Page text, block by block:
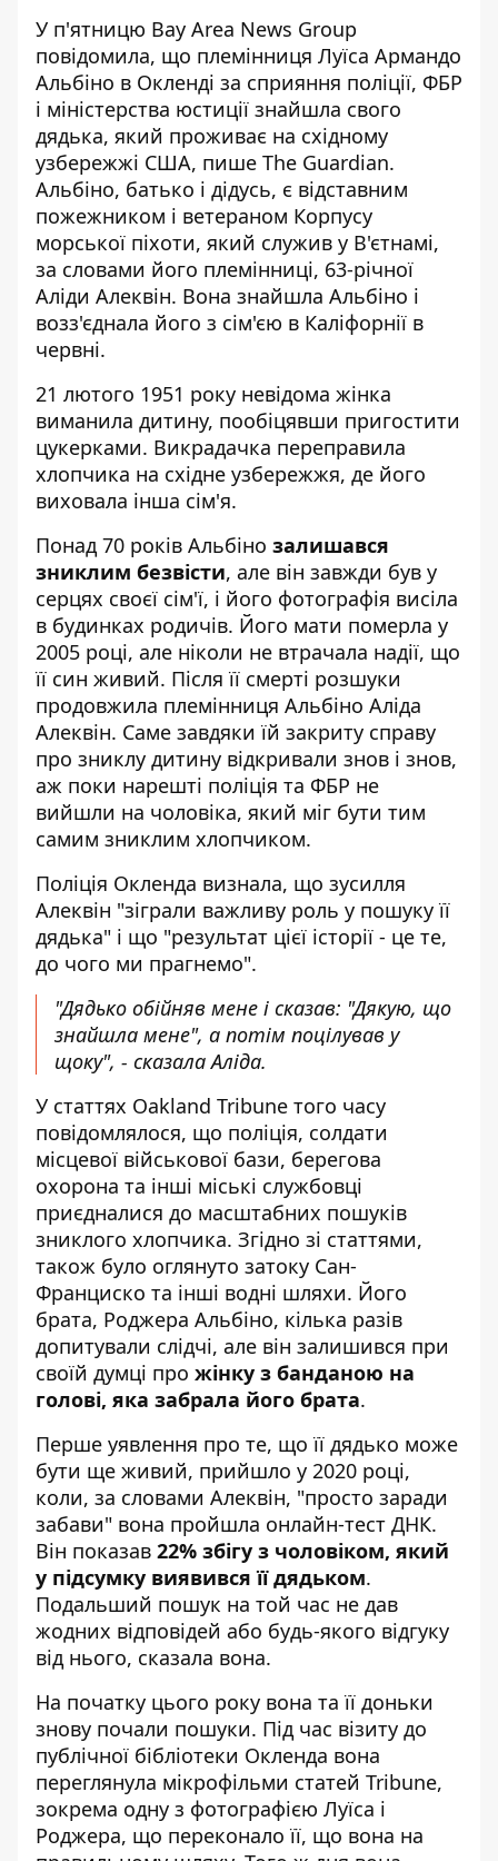
У п'ятницю Bay Area News Group
повідомила, що племінниця Луїса Армандо
Альбіно в Окленді за сприяння поліції, ФБР
і міністерства юстиції знайшла свого
дядька, який проживає на східному
узбережжі США, пише The Guardian.
Альбіно, батько і дідусь, є відставним
пожежником і ветераном Корпусу
морської піхоти, який служив у В'єтнамі,
за словами його племінниці, 63-річної
Аліди Алеквін. Вона знайшла Альбіно і
возз'єднала його з сім'єю в Каліфорнії в
червні.
21 лютого 1951 року невідома жінка
виманила дитину, пообіцявши пригостити
цукерками. Викрадачка переправила
хлопчика на східне узбережжя, де його
виховала інша сім'я.
Понад 70 років Альбіно залишався
зниклим безвісти, але він завжди був у
серцях своєї сім'ї, і його фотографія висіла
в будинках родичів. Його мати померла у
2005 році, але ніколи не втрачала надії, що
її син живий. Після її смерті розшуки
продовжила племінниця Альбіно Аліда
Алеквін. Саме завдяки їй закриту справу
про зниклу дитину відкривали знов і знов,
аж поки нарешті поліція та ФБР не
вийшли на чоловіка, який міг бути тим
самим зниклим хлопчиком.
Поліція Окленда визнала, що зусилля
Алеквін "зіграли важливу роль у пошуку її
дядька" і що "результат цієї історії - це те,
до чого ми прагнемо".
"Дядько обійняв мене і сказав: "Дякую, що
знайшла мене", а потім поцілував у
щоку", - сказала Аліда.
У статтях Oakland Tribune того часу
повідомлялося, що поліція, солдати
місцевої військової бази, берегова
охорона та інші міські службовці
приєдналися до масштабних пошуків
зниклого хлопчика. Згідно зі статтями,
також було оглянуто затоку Сан-
Франциско та інші водні шляхи. Його
брата, Роджера Альбіно, кілька разів
допитували слідчі, але він залишився при
своїй думці про жінку з банданою на
голові, яка забрала його брата.
Перше уявлення про те, що її дядько може
бути ще живий, прийшло у 2020 році,
коли, за словами Алеквін, "просто заради
забави" вона пройшла онлайн-тест ДНК.
Він показав 22% збігу з чоловіком, який
у підсумку виявився її дядьком.
Подальший пошук на той час не дав
жодних відповідей або будь-якого відгуку
від нього, сказала вона.
На початку цього року вона та її доньки
знову почали пошуки. Під час візиту до
публічної бібліотеки Окленда вона
переглянула мікрофільми статей Tribune,
зокрема одну з фотографією Луїса і
Роджера, що переконало її, що вона на